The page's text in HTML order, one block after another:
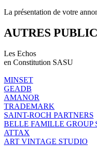
La présentation de votre
AUTRES
Les Echos
en Constitution SASU
MINSET
GEADB
AMANOR
TRADEMARK
SAINT-ROCH PARTNERS
BELLE FAMILLE GROUP
ATTAX
ART VINTAGE STUDIO